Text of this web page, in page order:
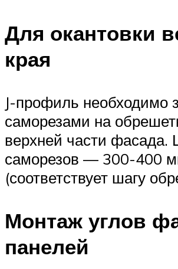
Для окантовки
края
J-профиль необходимо
саморезами на
верхней части фасада.
саморезов — 300-400
(соответствует шагу
Монтаж углов
панелей